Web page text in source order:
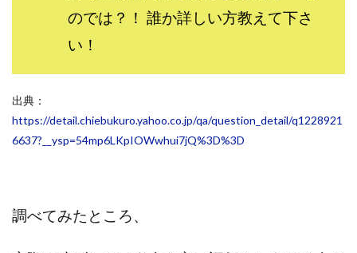
のでは？！ 誰か詳しい方教えて下さ
い！
出典：
https://detail.chiebukuro.yahoo.co.jp/qa/question_detail/q1228921
6637?__ysp=54mp6LKpIOWwhui7jQ%3D%3D
調べてみたところ、